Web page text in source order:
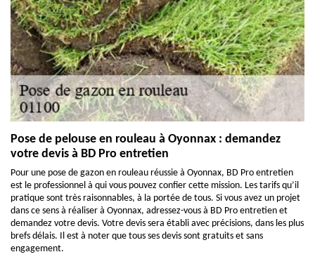
Pose de pelouse en rouleau à Oyonnax : demandez
votre devis à BD Pro entretien
Pour une pose de gazon en rouleau réussie à Oyonnax, BD Pro entretien
est le professionnel à qui vous pouvez confier cette mission. Les tarifs qu’il
pratique sont très raisonnables, à la portée de tous. Si vous avez un projet
dans ce sens à réaliser à Oyonnax, adressez-vous à BD Pro entretien et
demandez votre devis. Votre devis sera établi avec précisions, dans les plus
brefs délais. Il est à noter que tous ses devis sont gratuits et sans
engagement.